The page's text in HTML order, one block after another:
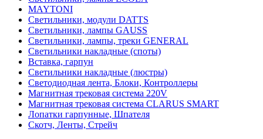
MAYTONI
Светильники, модули DATTS
Светильники, лампы GAUSS
Светильники, лампы, треки GENERAL
Светильники накладные (споты)
Вставка, гарпун
Светильники накладные (люстры)
Светодиодная лента, Блоки, Контроллеры
Магнитная трековая система 220V
Магнитная трековая система CLARUS SMART
Лопатки гарпунные, Шпателя
Скотч, Ленты, Стрейч